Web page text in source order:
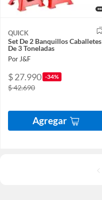
QUICK
Set De 2 Banquillos Caballetes
De 3 Toneladas
Por J&F
$ 27.990 -34%
$ 42.690
Agregar